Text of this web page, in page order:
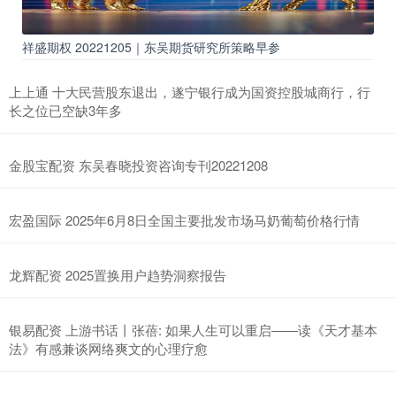
祥盛期权 20221205｜东吴期货研究所策略早参
上上通 十大民营股东退出，遂宁银行成为国资控股城商行，行
长之位已空缺3年多
金股宝配资 东吴春晓投资咨询专刊20221208
宏盈国际 2025年6月8日全国主要批发市场马奶葡萄价格行情
龙辉配资 2025置换用户趋势洞察报告
银易配资 上游书话丨张蓓: 如果人生可以重启——读《天才基本
法》有感兼谈网络爽文的心理疗愈